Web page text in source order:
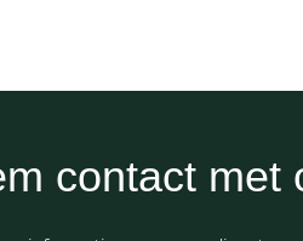
contact met